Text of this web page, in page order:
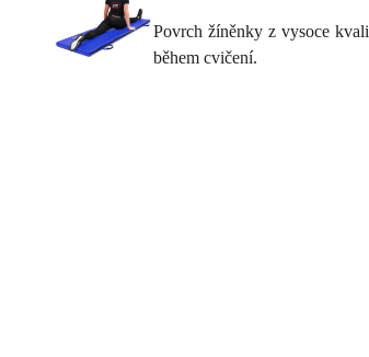
Povrch žíněnky z vysoce
během cvičení.